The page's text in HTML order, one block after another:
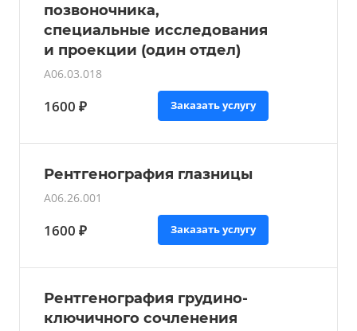
позвоночника,
специальные исследования
и проекции (один отдел)
A06.03.018
1600 ₽ Заказать услугу
Рентгенография глазницы
A06.26.001
1600 ₽ Заказать услугу
Рентгенография грудино-
ключичного сочленения